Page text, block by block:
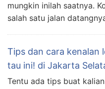
mungkin inilah saatnya.
salah satu jalan
Tips dan cara kenalan
tau ini! di Jakarta
Tentu ada tips buat